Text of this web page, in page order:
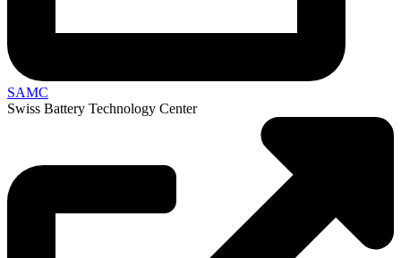
SAMC
Swiss Battery Technology Center